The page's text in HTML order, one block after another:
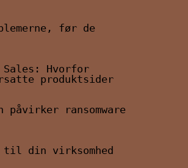
før de
Hvorfor
produktsider
påvirker ransomware
din virksomhed